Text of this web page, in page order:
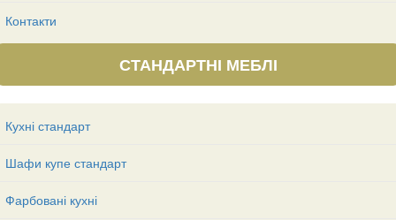
Контакти
СТАНДАРТНІ МЕБЛІ
Кухні стандарт
Шафи купе стандарт
Фарбовані кухні